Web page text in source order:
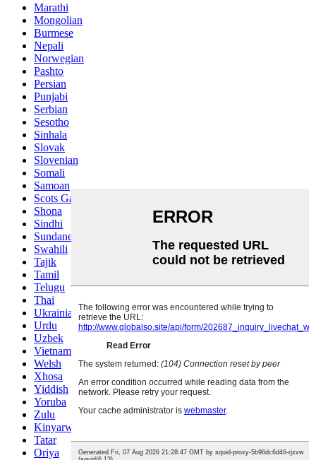
Marathi
Mongolian
Burmese
Nepali
Norwegian
Pashto
Persian
Punjabi
Serbian
Sesotho
Sinhala
Slovak
Slovenian
Somali
Samoan
Scots Gaelic
Shona
Sindhi
Sundanese
Swahili
Tajik
Tamil
Telugu
Thai
Ukrainian
Urdu
Uzbek
Vietnamese
Welsh
Xhosa
Yiddish
Yoruba
Zulu
Kinyarwanda
Tatar
Oriya